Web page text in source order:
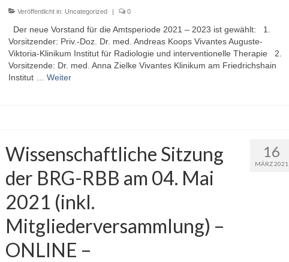
Veröffentlicht in: Uncategorized 0
Der neue Vorstand für die Amtsperiode 2021 – 2023 ist gewählt: 1.
Vorsitzender: Priv.-Doz. Dr. med. Andreas Koops Vivantes Auguste-
Viktoria-Klinikum Institut für Radiologie und interventionelle Therapie 2.
Vorsitzende: Dr. med. Anna Zielke Vivantes Klinikum am Friedrichshain
Institut … Weiter
16
MÄRZ 2021
Wissenschaftliche Sitzung
der BRG-RBB am 04. Mai
2021 (inkl.
Mitgliederversammlung) –
ONLINE –